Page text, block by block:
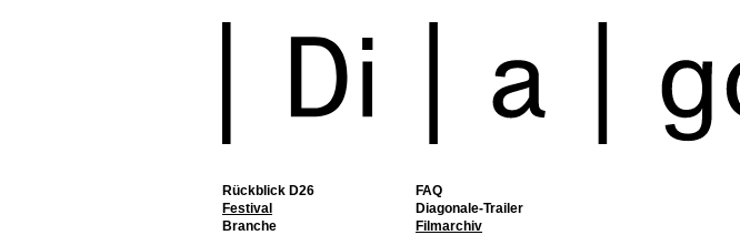
Rückblick D26
Festival
FAQ
Diagonale-Trailer
Filmarchiv
Branche